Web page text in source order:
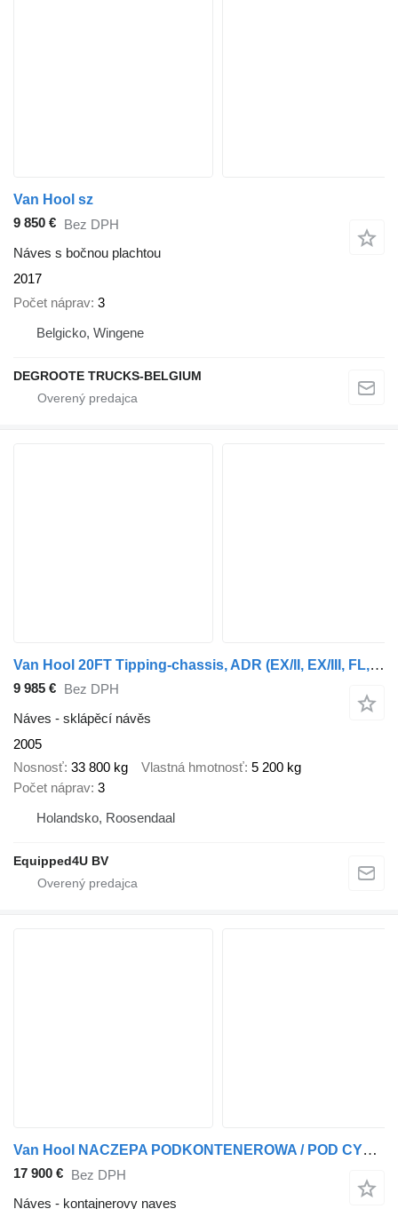
Van Hool sz
9 850 € Bez DPH
Náves s bočnou plachtou
2017
Počet náprav 3
Belgicko, Wingene
DEGROOTE TRUCKS-BELGIUM
Van Hool 20FT Tipping-chassis, ADR (EX/II, EX/III, FL, AT), SAF, 2 liftax
9 985 € Bez DPH
Náves - sklápěcí návěs
2005
Nosnosť 33 800 kg Vlastná hmotnosť 5 200 kg
Počet náprav 3
Holandsko, Roosendaal
Equipped4U BV
Van Hool NACZEPA PODKONTENEROWA / POD CYSTERNE / PEŁNY ADR / 3 OSIE / OSI
17 900 € Bez DPH
Náves - kontajnerovy naves